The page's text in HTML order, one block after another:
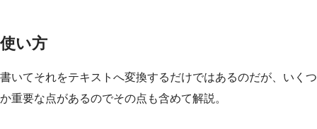
使い方
書いてそれをテキストへ変換するだけではあるのだが、いくつ
か重要な点があるのでその点も含めて解説。